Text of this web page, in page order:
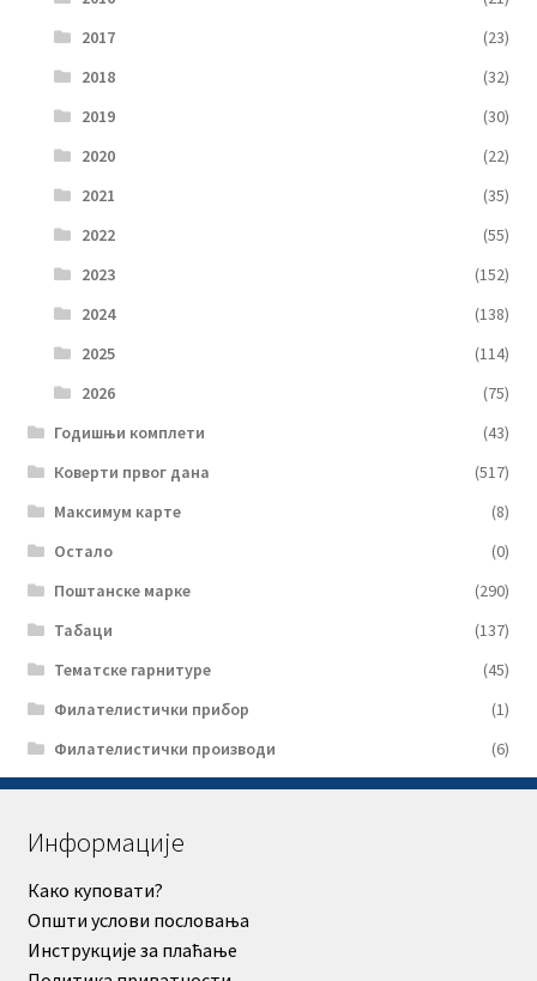
2017
(23)
2018
(32)
2019
(30)
2020
(22)
2021
(35)
2022
(55)
2023
(152)
2024
(138)
2025
(114)
2026
(75)
Годишњи комплети
(43)
Коверти првог дана
(517)
Максимум карте
(8)
Остало
(0)
Поштанске марке
(290)
Табаци
(137)
Тематске гарнитуре
(45)
Филателистички прибор
(1)
Филателистички производи
(6)
Информације
Како куповати?
Општи услови пословања
Инструкције за плаћање